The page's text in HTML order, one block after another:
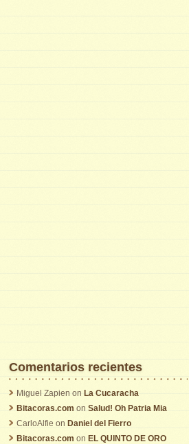
Comentarios recientes
Miguel Zapien on La Cucaracha
Bitacoras.com on Salud! Oh Patria Mia
CarloAlfie on Daniel del Fierro
Bitacoras.com on EL QUINTO DE ORO